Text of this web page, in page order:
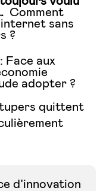
Comment
sans
?
: Face aux
adopter ?
quittent
d’innovation